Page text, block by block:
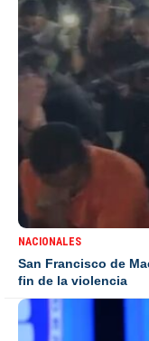
NACIONALES
San Francisco de
fin de la violencia